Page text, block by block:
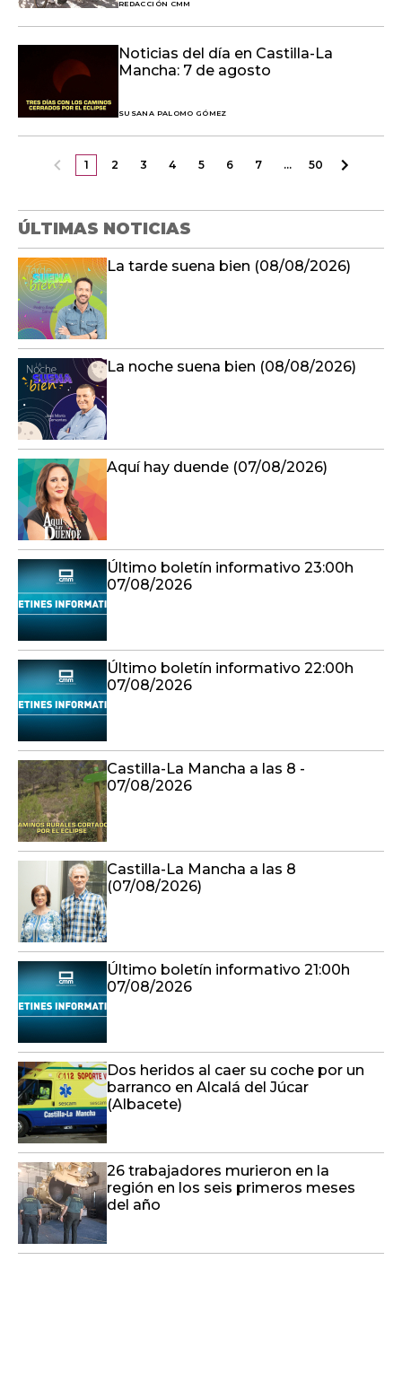
REDACCIÓN CMM
Noticias del día en Castilla-La
Mancha: 7 de agosto
SUSANA PALOMO GÓMEZ
1 2 3 4 5 6 7 … 50
ÚLTIMAS NOTICIAS
La tarde suena bien (08/08/2026)
La noche suena bien (08/08/2026)
Aquí hay duende (07/08/2026)
Último boletín informativo 23:00h
07/08/2026
Último boletín informativo 22:00h
07/08/2026
Castilla-La Mancha a las 8 -
07/08/2026
Castilla-La Mancha a las 8
(07/08/2026)
Último boletín informativo 21:00h
07/08/2026
Dos heridos al caer su coche por un
barranco en Alcalá del Júcar
(Albacete)
26 trabajadores murieron en la
región en los seis primeros meses
del año